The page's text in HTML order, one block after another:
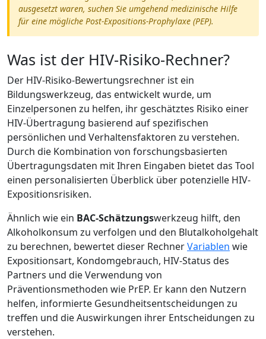
ausgesetzt waren, suchen Sie umgehend medizinische Hilfe
für eine mögliche Post-Expositions-Prophylaxe (PEP).
Was ist der HIV-Risiko-Rechner?
Der HIV-Risiko-Bewertungsrechner ist ein
Bildungswerkzeug, das entwickelt wurde, um
Einzelpersonen zu helfen, ihr geschätztes Risiko einer
HIV-Übertragung basierend auf spezifischen
persönlichen und Verhaltensfaktoren zu verstehen.
Durch die Kombination von forschungsbasierten
Übertragungsdaten mit Ihren Eingaben bietet das Tool
einen personalisierten Überblick über potenzielle HIV-
Expositionsrisiken.
Ähnlich wie ein BAC-Schätzungswerkzeug hilft, den
Alkoholkonsum zu verfolgen und den Blutalkoholgehalt
zu berechnen, bewertet dieser RechnerVariablen wie
Expositionsart, Kondomgebrauch, HIV-Status des
Partners und die Verwendung von
Präventionsmethoden wie PrEP. Er kann den Nutzern
helfen, informierte Gesundheitsentscheidungen zu
treffen und die Auswirkungen ihrer Entscheidungen zu
verstehen.